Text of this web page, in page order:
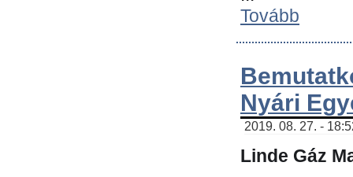
Tovább
Nyári
2019. 08. 27. -
Linde Gáz